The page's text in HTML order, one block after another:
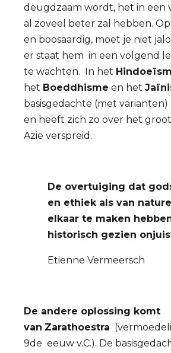
deugdzaam wordt, het in een
al zoveel beter zal hebben.
en boosaardig, moet je niet
er staat hem in een volgend
te wachten. In het
het Boeddhisme en het
basisgedachte (met
en heeft zich zo over het
Azië verspreid.
De overtuiging dat
en ethiek als van
elkaar te maken
historisch gezien
Etienne Vermeersch
De andere oplossing komt
van Zarathoestra
9de eeuw v.C.). De